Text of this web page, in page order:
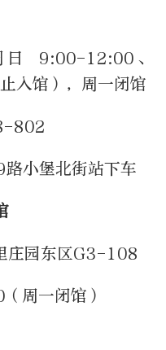
日 9:00-12:00、
馆），周一闭馆
802
小堡北街站下车
庄园东区G3-108
周一闭馆）